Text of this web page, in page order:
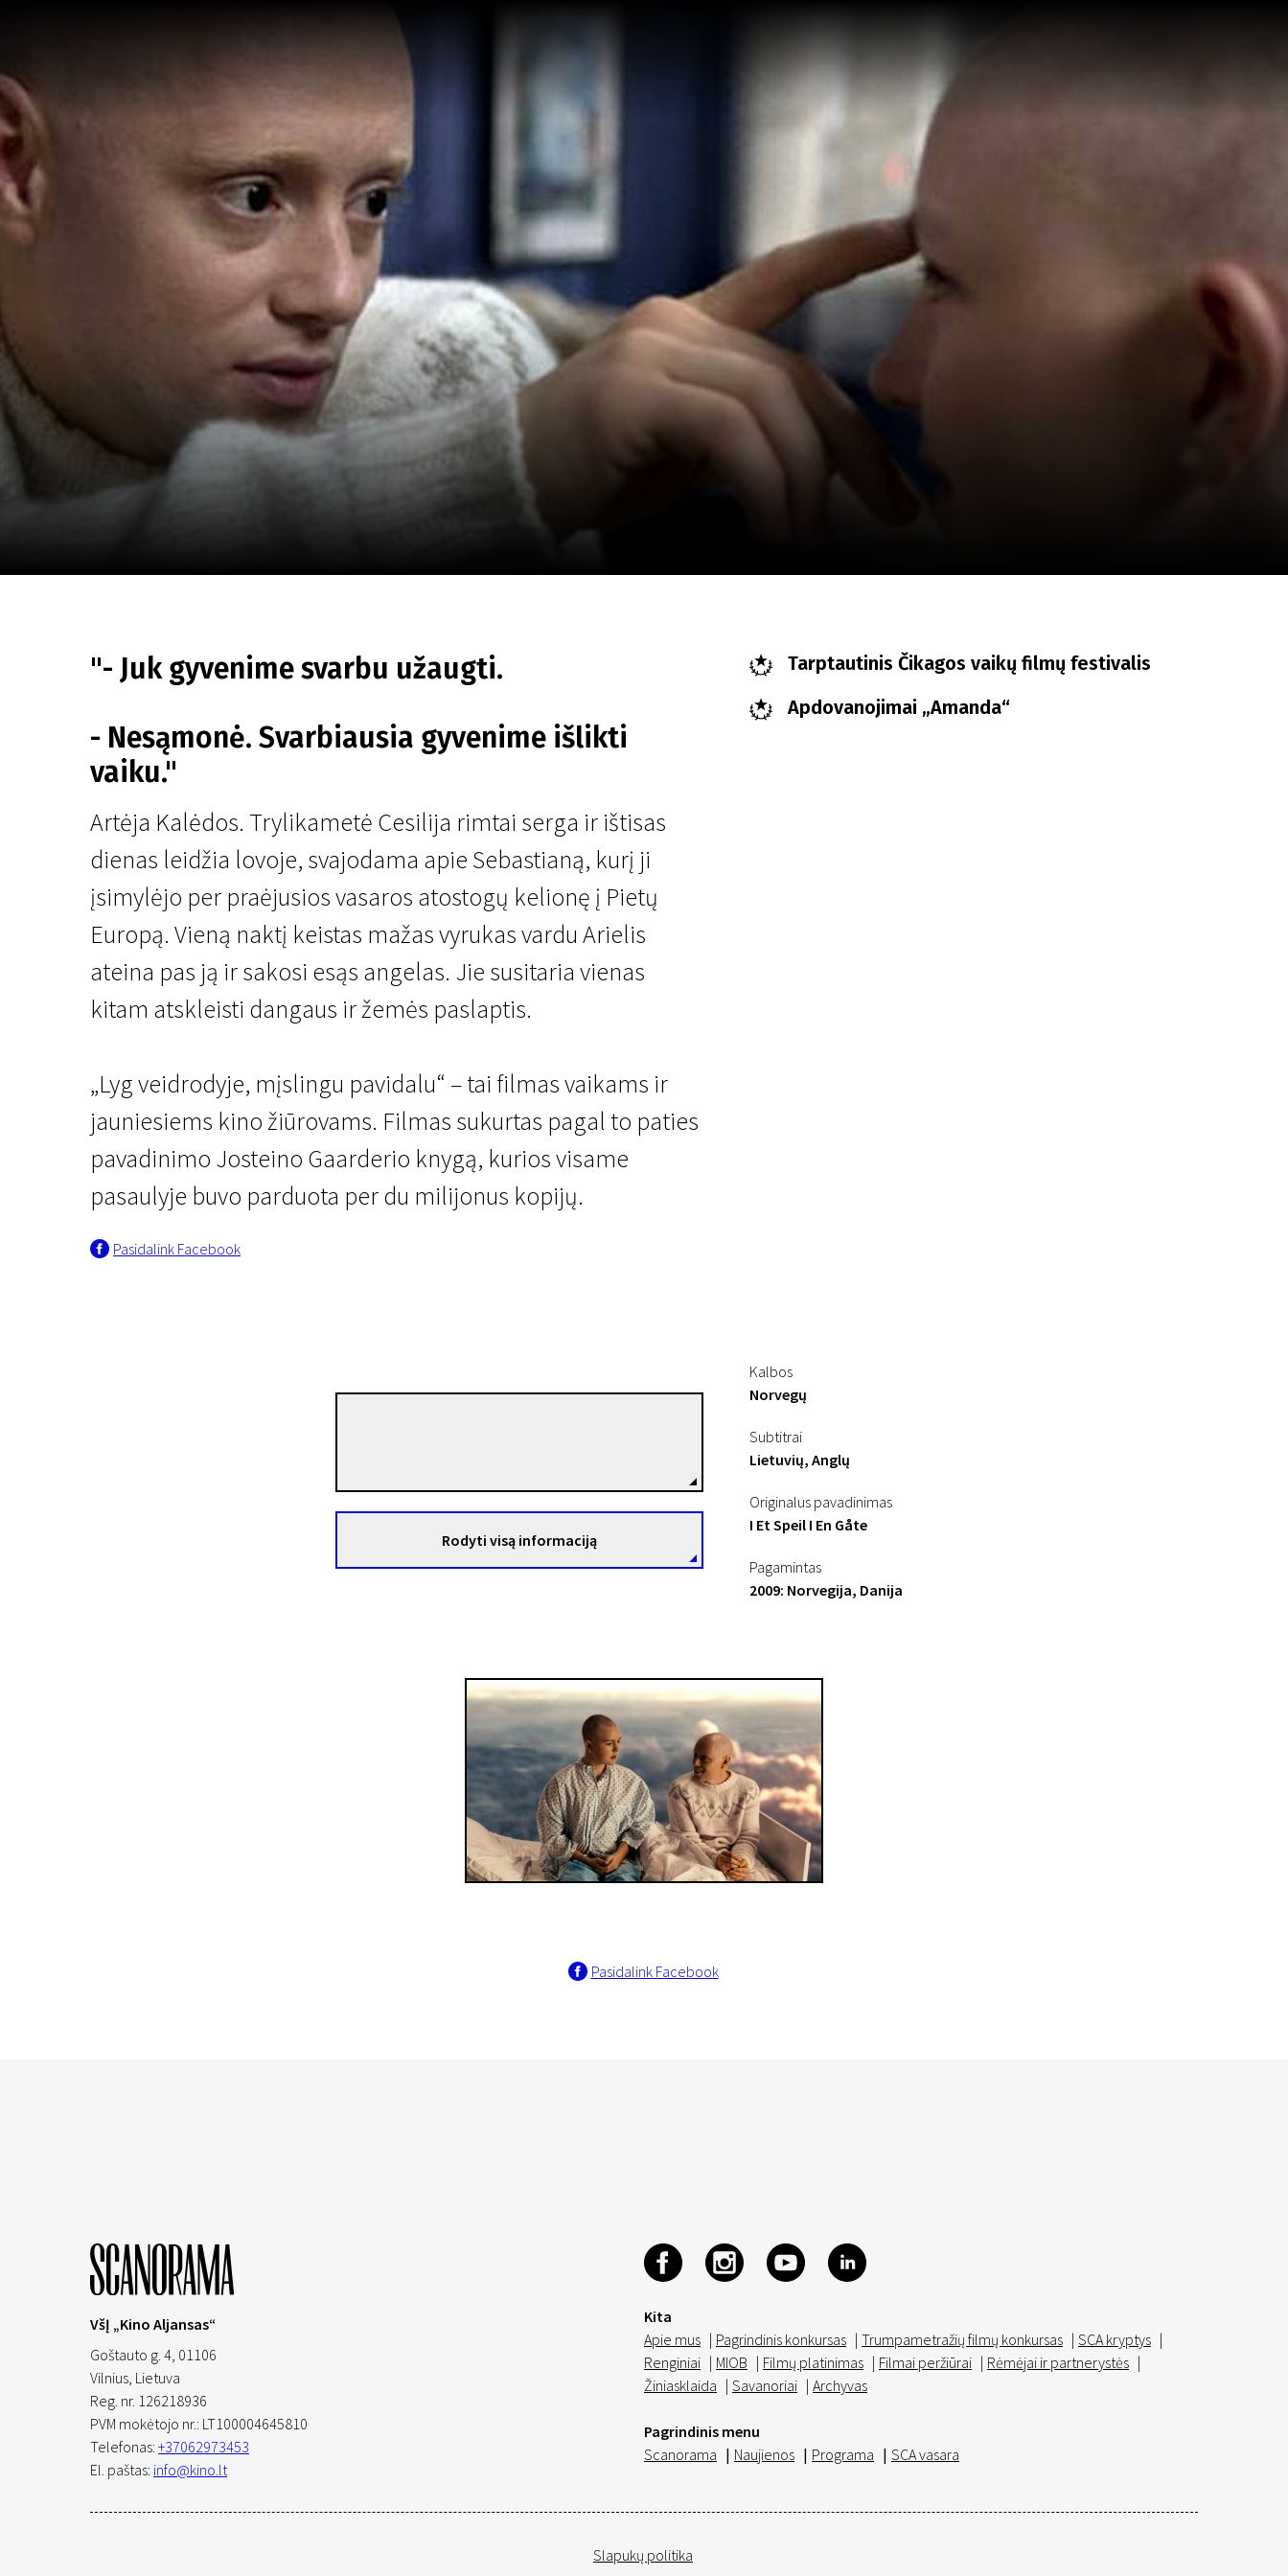
Lyg veidrodyje, mįslingu pavidalu
1 val. 40 min. | Drama | N/A
"- Juk gyvenime svarbu užaugti.
- Nesąmonė. Svarbiausia gyvenime išlikti
vaiku."
Artėja Kalėdos. Trylikametė Cesilija rimtai serga ir ištisas
dienas leidžia lovoje, svajodama apie Sebastianą, kurį ji
įsimylėjo per praėjusios vasaros atostogų kelionę į Pietų
Europą. Vieną naktį keistas mažas vyrukas vardu Arielis
ateina pas ją ir sakosi esąs angelas. Jie susitaria vienas
kitam atskleisti dangaus ir žemės paslaptis.
„Lyg veidrodyje, mįslingu pavidalu“ – tai filmas vaikams ir
jauniesiems kino žiūrovams. Filmas sukurtas pagal to paties
pavadinimo Josteino Gaarderio knygą, kurios visame
pasaulyje buvo parduota per du milijonus kopijų.
Pasidalink Facebook
Tarptautinis Čikagos vaikų filmų festivalis
Apdovanojimai „Amanda“
Rodyti visą informaciją
Kalbos
Norvegų
Subtitrai
Lietuvių, Anglų
Originalus pavadinimas
I Et Speil I En Gåte
Pagamintas
2009: Norvegija, Danija
Pasidalink Facebook
Kita
Apie mus | Pagrindinis konkursas | Trumpametražių filmų konkursas | SCA kryptys |
Renginiai | MIOB | Filmų platinimas | Filmai peržiūrai | Rėmėjai ir partnerystės |
Žiniasklaida | Savanoriai | Archyvas
Pagrindinis menu
Scanorama | Naujienos | Programa | SCA vasara
VšĮ „Kino Aljansas“
Goštauto g. 4, 01106
Vilnius, Lietuva
Reg. nr. 126218936
PVM mokėtojo nr.: LT100004645810
Telefonas: +37062973453
El. paštas: info@kino.lt
Slapukų politika